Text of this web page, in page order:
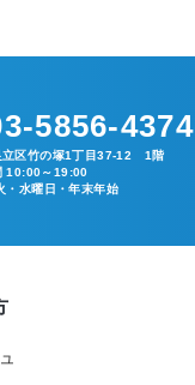
5856-4374
立区竹の塚1丁目37-12 1階
10:00～19:00
・水曜日・年末年始